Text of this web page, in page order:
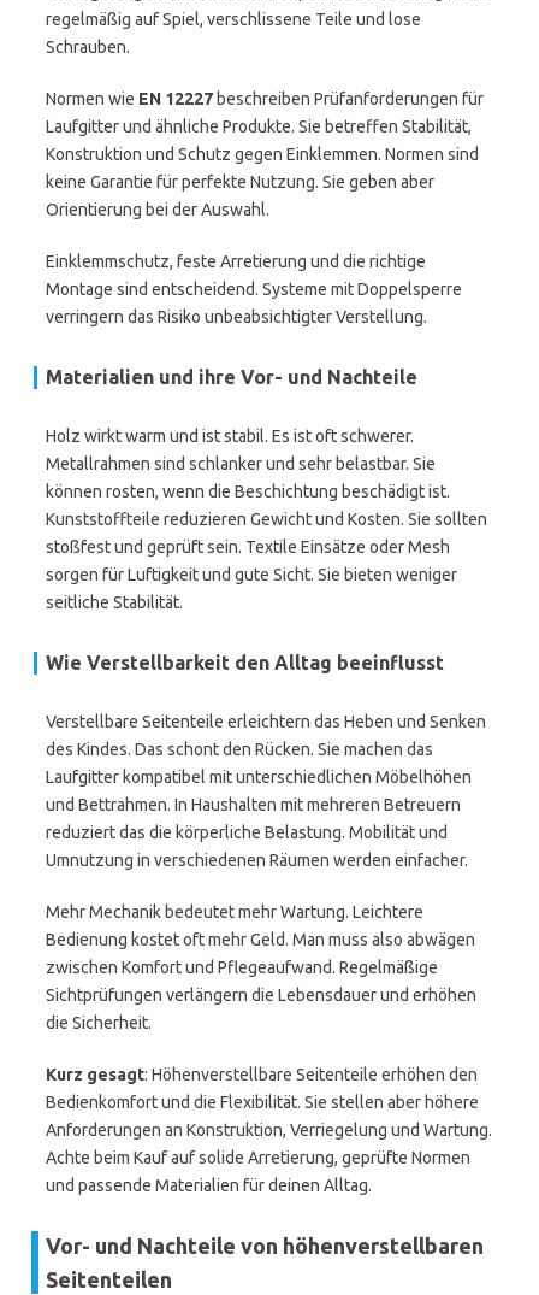
regelmäßig auf Spiel, verschlissene Teile und lose
Schrauben.
Normen wie EN 12227 beschreiben Prüfanforderungen für
Laufgitter und ähnliche Produkte. Sie betreffen Stabilität,
Konstruktion und Schutz gegen Einklemmen. Normen sind
keine Garantie für perfekte Nutzung. Sie geben aber
Orientierung bei der Auswahl.
Einklemmschutz, feste Arretierung und die richtige
Montage sind entscheidend. Systeme mit Doppelsperre
verringern das Risiko unbeabsichtigter Verstellung.
Materialien und ihre Vor- und Nachteile
Holz wirkt warm und ist stabil. Es ist oft schwerer.
Metallrahmen sind schlanker und sehr belastbar. Sie
können rosten, wenn die Beschichtung beschädigt ist.
Kunststoffteile reduzieren Gewicht und Kosten. Sie sollten
stoßfest und geprüft sein. Textile Einsätze oder Mesh
sorgen für Luftigkeit und gute Sicht. Sie bieten weniger
seitliche Stabilität.
Wie Verstellbarkeit den Alltag beeinflusst
Verstellbare Seitenteile erleichtern das Heben und Senken
des Kindes. Das schont den Rücken. Sie machen das
Laufgitter kompatibel mit unterschiedlichen Möbelhöhen
und Bettrahmen. In Haushalten mit mehreren Betreuern
reduziert das die körperliche Belastung. Mobilität und
Umnutzung in verschiedenen Räumen werden einfacher.
Mehr Mechanik bedeutet mehr Wartung. Leichtere
Bedienung kostet oft mehr Geld. Man muss also abwägen
zwischen Komfort und Pflegeaufwand. Regelmäßige
Sichtprüfungen verlängern die Lebensdauer und erhöhen
die Sicherheit.
Kurz gesagt: Höhenverstellbare Seitenteile erhöhen den
Bedienkomfort und die Flexibilität. Sie stellen aber höhere
Anforderungen an Konstruktion, Verriegelung und Wartung.
Achte beim Kauf auf solide Arretierung, geprüfte Normen
und passende Materialien für deinen Alltag.
Vor- und Nachteile von höhenverstellbaren
Seitenteilen